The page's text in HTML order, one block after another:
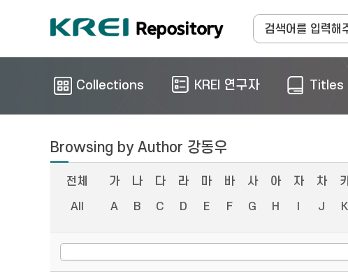
Collections KREI 연구자 Titles
Browsing by Author 강동우
전체 가 나 다 라 마 바 사 아 자 차
All
A B C D E F G H J K